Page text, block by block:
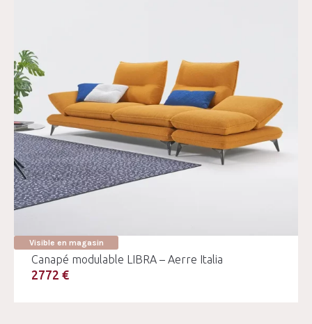
Visible en magasin
Canapé modulable LIBRA – Aerre Italia
2772 €